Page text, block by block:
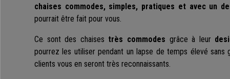
chaises commodes, simples, pratiques et avec un
pourrait être fait pour vous.
Ce sont des chaises très commodes grâce à leur
pourrez les utiliser pendant un lapse de temps élevé sans
clients vous en seront très reconnaissants.